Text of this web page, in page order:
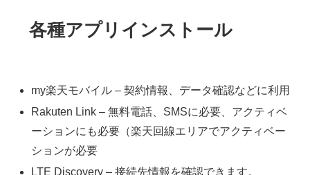
各種アプリインストール
my楽天モバイル – 契約情報、データ確認などに利用
Rakuten Link – 無料電話、SMSに必要、アクティベ
ーションにも必要（楽天回線エリアでアクティベー
ションが必要
LTE Discovery – 接続先情報を確認できます。